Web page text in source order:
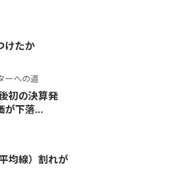
けたか
ーへの道
初の決算発
が下落...
均線）割れが